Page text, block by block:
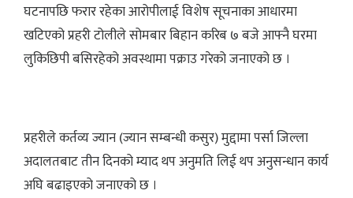
घटनापछि फरार रहेका आरोपीलाई विशेष सूचनाका आधारमा
खटिएको प्रहरी टोलीले सोमबार बिहान करिब ७ बजे आफ्नै घरमा
लुकिछिपी बसिरहेको अवस्थामा पक्राउ गरेको जनाएको छ ।
प्रहरीले कर्तव्य ज्यान (ज्यान सम्बन्धी कसुर) मुद्दामा पर्सा जिल्ला
अदालतबाट तीन दिनको म्याद थप अनुमति लिई थप अनुसन्धान कार्य
अघि बढाइएको जनाएको छ ।